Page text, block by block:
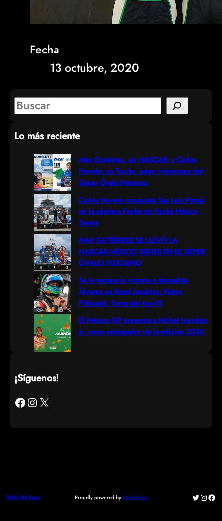
Fecha
13 octubre, 2020
S
a
Lo más reciente
Max Gutiérrez, en NASCAR, y Carlos
Novelo, en Trucks, salen victoriosos del
Súper Óvalo Potosino
Carlos Novelo conquista San Luis Potosí
en la séptima Fecha de Trucks México
Series
MAX GUTIÉRREZ SE LLEVÓ LA
NASCAR MÉXICO SERIES EN EL SÚPER
ÓVALO POTOSINO
Se le escapa la victoria a Sebastián
Álvarez en Road América; Pietro
Fittipaldi, fuera del top-10
El México GP presenta a Michel Jourdain
Jr. como embajador de la edición 2026
¡Síguenos!
Facebook Instagram X
DNA ON Track Proudly powered by WordPress Twitter